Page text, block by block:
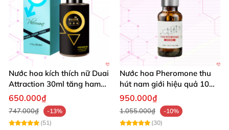
Nước hoa kích thích nữ Duai
Attraction 30ml tăng ham
muốn gợi cảm
650.000₫
747.000₫
-13%
(51)
Nước hoa Pheromone thu
hút nam giới hiệu quả 10ml
chính hãng
950.000₫
1.055.000₫
-10%
(30)